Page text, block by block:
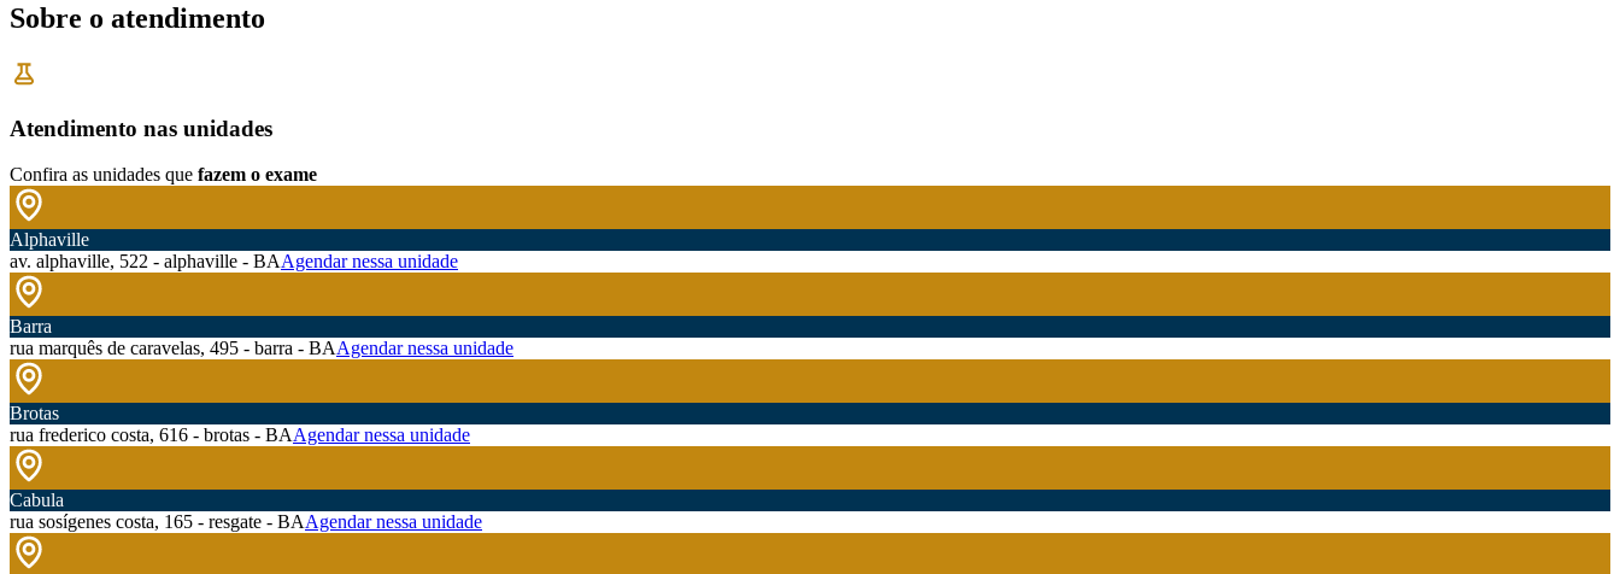
Sobre o atendimento
Atendimento nas unidades
Confira as unidades que fazem o exame
Alphaville
av. alphaville, 522 - alphaville - BAAgendar nessa unidade
Barra
rua marquês de caravelas, 495 - barra - BAAgendar nessa unidade
Brotas
rua frederico costa, 616 - brotas - BAAgendar nessa unidade
Cabula
rua sosígenes costa, 165 - resgate - BAAgendar nessa unidade